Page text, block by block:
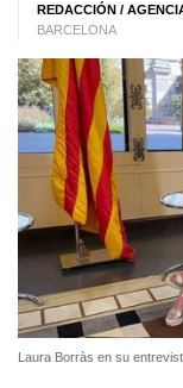
REDACCIÓN /
BARCELONA
Laura Borràs en su